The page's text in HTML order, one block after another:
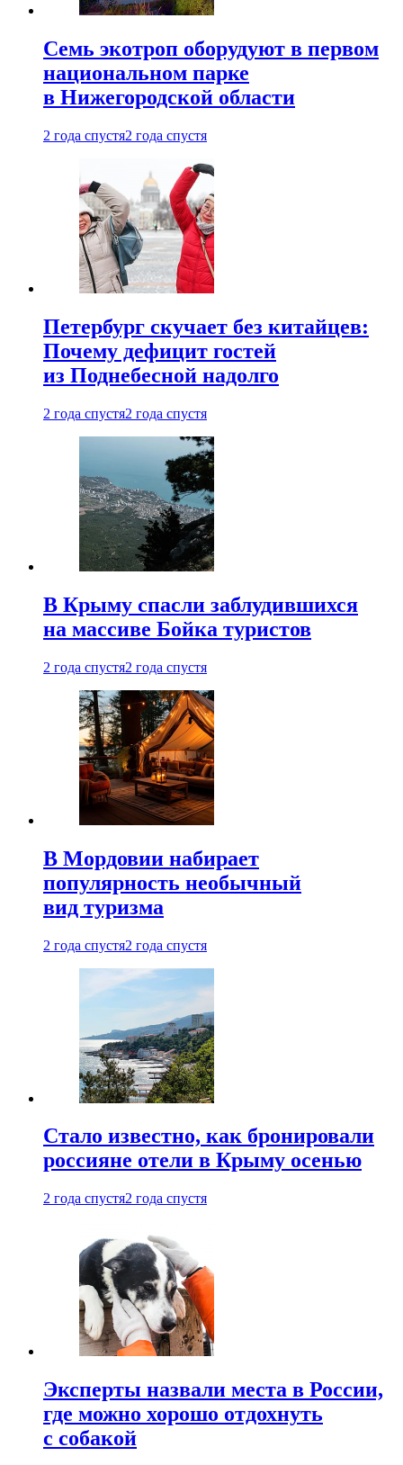
Семь экотроп оборудуют в первом
национальном парке
в Нижегородской области
2 года спустя2 года спустя
Петербург скучает без китайцев:
Почему дефицит гостей
из Поднебесной надолго
2 года спустя2 года спустя
В Крыму спасли заблудившихся
на массиве Бойка туристов
2 года спустя2 года спустя
В Мордовии набирает
популярность необычный
вид туризма
2 года спустя2 года спустя
Стало известно, как бронировали
россияне отели в Крыму осенью
2 года спустя2 года спустя
Эксперты назвали места в России,
где можно хорошо отдохнуть
с собакой